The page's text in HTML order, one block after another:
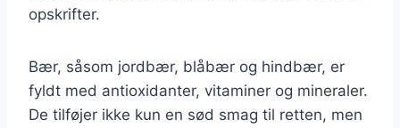
opskrifter.
Bær, såsom jordbær, blåbær og hindbær, er
fyldt med antioxidanter, vitaminer og mineraler.
De tilføjer ikke kun en sød smag til retten, men